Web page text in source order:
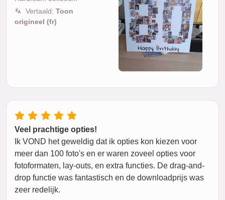
Vertaald: Toon
origineel (fr)
Veel prachtige opties!
Ik VOND het geweldig dat ik opties kon kiezen voor
meer dan 100 foto's en er waren zoveel opties voor
fotoformaten, lay-outs, en extra functies. De drag-and-
drop functie was fantastisch en de downloadprijs was
zeer redelijk.